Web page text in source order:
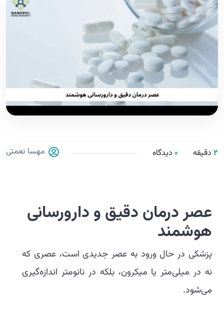
2 دقیقه 0 دیدگاه مهسا نعمتی
عصر درمان دقیق و دارورسانی
هوشمند
پزشکی در حال ورود به عصر جدیدی است، عصری که
نه در میلی‌متر یا میکرون، بلکه در نانومتر اندازه‌گیری
می‌شود.